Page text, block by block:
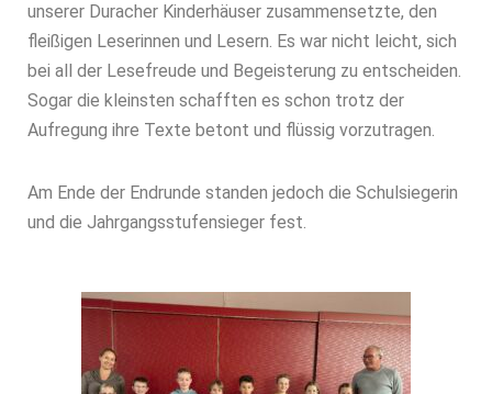
unserer Duracher Kinderhäuser zusammensetzte, den
fleißigen Leserinnen und Lesern. Es war nicht leicht, sich
bei all der Lesefreude und Begeisterung zu entscheiden.
Sogar die kleinsten schafften es schon trotz der
Aufregung ihre Texte betont und flüssig vorzutragen.
Am Ende der Endrunde standen jedoch die Schulsiegerin
und die Jahrgangsstufensieger fest.